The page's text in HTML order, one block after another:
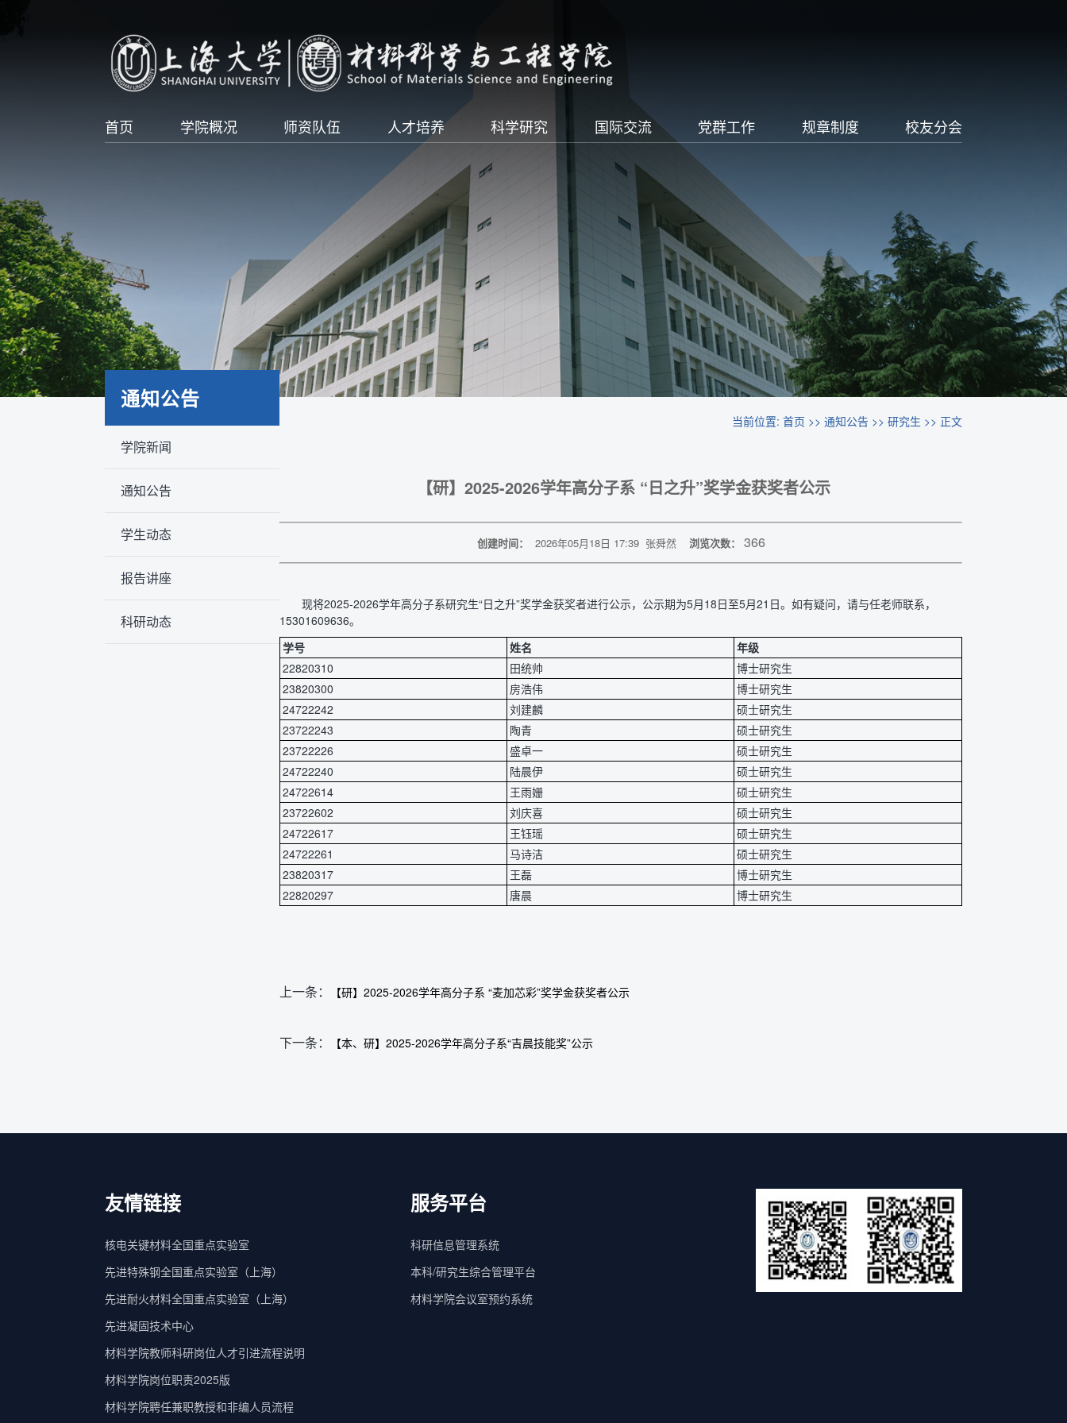
首页 学院概况 师资队伍 人才培养 科学研究 国际交流 党群工作 规章制度 校友分会
通知公告
学院新闻
通知公告
学生动态
报告讲座
科研动态
当前位置: 首页 >> 通知公告 >> 研究生 >> 正文
​ 【研】2025-2026学年高分子系 “日之升”奖学金获奖者公示
创建时间： 2026年05月18日 17:39 张舜然 浏览次数： 366
现将2025-2026学年高分子系研究生“日之升”奖学金获奖者进行公示，公示期为5月18日至5月21日。如有疑问，请与任老师联系，
15301609636。
学号
姓名
年级
22820310
田统帅
博士研究生
23820300
房浩伟
博士研究生
24722242
刘建麟
硕士研究生
23722243
陶青
硕士研究生
23722226
盛卓一
硕士研究生
24722240
陆晨伊
硕士研究生
24722614
王雨姗
硕士研究生
23722602
刘庆喜
硕士研究生
24722617
王钰瑶
硕士研究生
24722261
马诗洁
硕士研究生
23820317
王磊
博士研究生
22820297
唐晨 博士研究生
上一条： 【研】2025-2026学年高分子系 “麦加芯彩”奖学金获奖者公示
下一条： 【本、研】2025-2026学年高分子系“吉晨技能奖”公示
友情链接
核电关键材料全国重点实验室
先进特殊钢全国重点实验室（上海）
先进耐火材料全国重点实验室（上海）
先进凝固技术中心
材料学院教师科研岗位人才引进流程说明
材料学院岗位职责2025版
材料学院聘任兼职教授和非编人员流程
服务平台
科研信息管理系统
本科/研究生综合管理平台
材料学院会议室预约系统